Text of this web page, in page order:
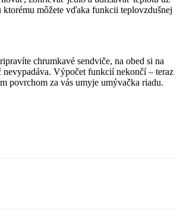
môžete vďaka funkcii teplovzdušnej
chrumkavé sendviče, na obed si na
Výpočet funkcií nekončí – teraz
povrchom za vás umyje umývačka riadu.